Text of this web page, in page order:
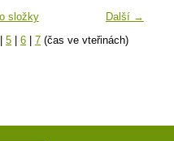
Další →
složky
| 5 | 6 | 7 (čas ve vteřinách)